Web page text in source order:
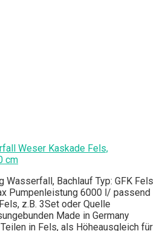
Weser Kaskade Fels,
cm
Wasserfall, Bachlauf Typ: GFK Fels
Pumpenleistung 6000 l/ passend
z.B. 3Set oder Quelle
Made in Germany
in Fels, als Höheausgleich für